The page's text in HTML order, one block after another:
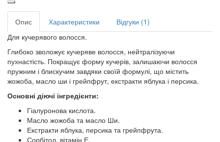
Опис Характеристики
Відгуки (1)
Для кучерявого волосся.
Глибоко зволожує кучеряве волосся, нейтралізуючи
пухнастість. Покращує форму кучерів, залишаючи волосся
пружним і блискучим завдяки своїй формулі, що містить
жожоба, масло ши і грейпфрут, екстракти яблука і персика.
Основні діючі інгредієнти:
Гіалуронова кислота.
Масло жожоба та масло Ши.
Екстракти яблука, персика та грейпфрута.
Сорбітол, вітамін Е.